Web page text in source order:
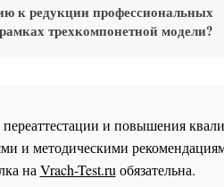
к редукции профессиональных
трехкомпонетной модели?
и повышения
и методическими
на Vrach-Test.ru обязательна.